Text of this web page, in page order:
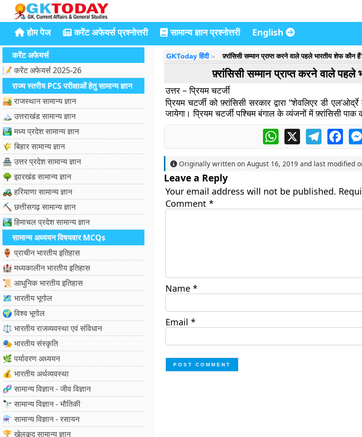
होम पेज करेंट अफेयर्स प्रश्नोत्तरी सामान्य ज्ञान प्रश्नोत्तरी English
करेंट अफेयर्स
📝 करेंट अफेयर्स 2025-26
राज्य स्तरीय PCS परीक्षाओं हेतु सामान्य ज्ञान
🏜️ राजस्थान सामान्य ज्ञान
🏔️ उत्तराखंड सामान्य ज्ञान
🏞️ मध्य प्रदेश सामान्य ज्ञान
🌾 बिहार सामान्य ज्ञान
🏯 उत्तर प्रदेश सामान्य ज्ञान
🌳 झारखंड सामान्य ज्ञान
🚜 हरियाणा सामान्य ज्ञान
⛏️ छत्तीसगढ़ सामान्य ज्ञान
🏞️ हिमाचल प्रदेश सामान्य ज्ञान
सामान्य अध्ययन विषयवार MCQs
🏺 प्राचीन भारतीय इतिहास
🏰 मध्यकालीन भारतीय इतिहास
📜 आधुनिक भारतीय इतिहास
🗺️ भारतीय भूगोल
🌍 विश्व भूगोल
⚖️ भारतीय राजव्यवस्था एवं संविधान
🎭 भारतीय संस्कृति
🌿 पर्यावरण अध्ययन
💰 भारतीय अर्थव्यवस्था
🧬 सामान्य विज्ञान - जीव विज्ञान
🔭 सामान्य विज्ञान - भौतिकी
⚗️ सामान्य विज्ञान - रसायन
🏆 खेलकूद सामान्य ज्ञान
GKToday हिंदी फ़्रांसिसी सम्मान प्राप्त करने वाले पहले भारतीय शेफ कौन
फ़्रांसिसी सम्मान प्राप्त करने वाले
उत्तर – प्रियम चटर्जी
प्रियम चटर्जी को फ़्रांसिसी सरकार द्वारा “शेवलिएर डी
जायेगा। प्रियम चटर्जी पश्चिम बंगाल के व्यंजनों में फ़्रांसिसी
WhatsApp
X Telegram
Originally written on August 16, 2019 and last modified
Leave a Reply
Your email address will not be published.
Comment *
Name *
Email *